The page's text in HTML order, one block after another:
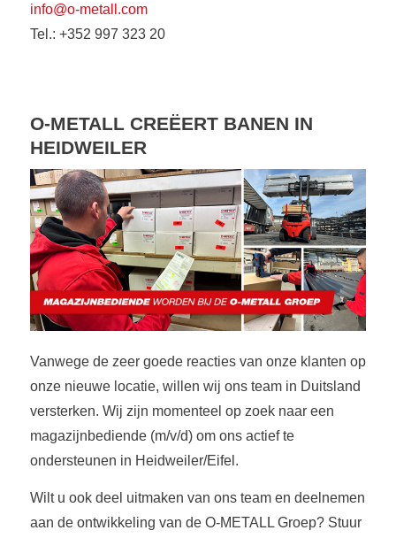
info@o-metall.com
Tel.: +352 997 323 20
O-METALL CREËERT BANEN IN
HEIDWEILER
Vanwege de zeer goede reacties van onze klanten op
onze nieuwe locatie, willen wij ons team in Duitsland
versterken. Wij zijn momenteel op zoek naar een
magazijnbediende (m/v/d) om ons actief te
ondersteunen in Heidweiler/Eifel.
Wilt u ook deel uitmaken van ons team en deelnemen
aan de ontwikkeling van de O-METALL Groep? Stuur